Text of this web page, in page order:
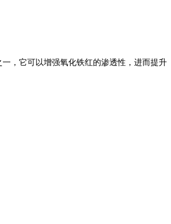
，它可以增强氧化铁红的渗透性，进而提升